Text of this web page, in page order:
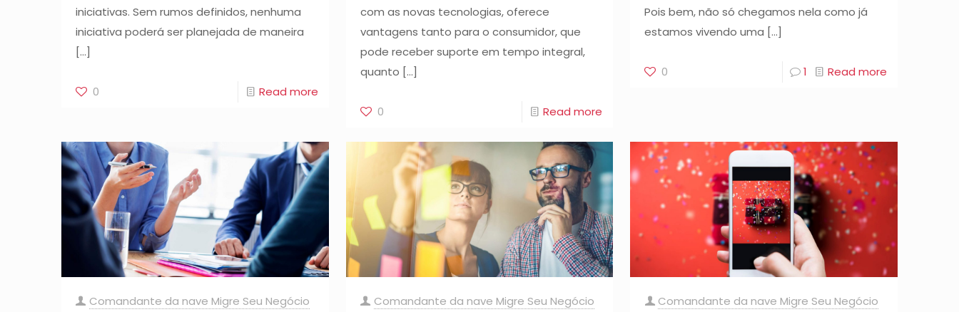
iniciativas. Sem rumos definidos, nenhuma
iniciativa poderá ser planejada de maneira
[…]
0 Read more
com as novas tecnologias, oferece
vantagens tanto para o consumidor, que
pode receber suporte em tempo integral,
quanto […]
0 Read more
Pois bem, não só chegamos nela como já
estamos vivendo uma […]
0 1 Read more
Comandante da nave Migre Seu Negócio
Comandante da nave Migre Seu Negócio
Comandante da nave Migre Seu Negócio